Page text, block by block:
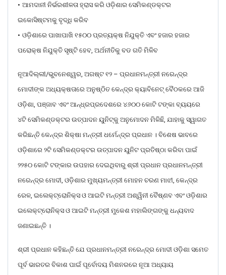
• ଆମଦାନୀ ନିର୍ଭରଶୀଳତା ହ୍ରାସ କରି ଓଡ଼ିଶାର ସେମିକଣ୍ଡକ୍ଟର
ଇକୋସିଷ୍ଟମକୁ ବୃଦ୍ଧି କରିବ
• ଓଡ଼ିଶାରେ ପାଖାପାଖି ୧୫୦୦ ପ୍ରତ୍ୟକ୍ଷ ନିଯୁକ୍ତି ଏବଂ ହଜାର ହଜାର
ପରୋକ୍ଷ ନିଯୁକ୍ତି ସୃଷ୍ଟି ହେବ, ଅର୍ଥନୀତିକୁ ବଡ ଗତି ମିଳିବ
ନୂଆଦିଲ୍ଲୀ/ଭୁବନେଶ୍ୱର, ଅଗଷ୍ଟ ୧୨ – ପ୍ରଧାନମନ୍ତ୍ରୀ ନରେନ୍ଦ୍ର
ମୋଦୀଙ୍କ ଅଧ୍ୟକ୍ଷତାରେ ଅନୁଷ୍ଠିତ କେନ୍ଦ୍ର କ୍ୟାବିନେଟ୍ ବୈଠକରେ ଆଜି
ଓଡ଼ିଶା, ପଞ୍ଜାବ ଏବଂ ଆନ୍ଧ୍ରପ୍ରଦେଶରେ ୪୬୦୦ କୋଟି ଟଙ୍କା ବ୍ୟୟରେ
୪ଟି ସେମିକଣ୍ଡକ୍ଟର ଉତ୍ପାଦନ ୟୁନିଟ୍‌କୁ ଅନୁମୋଦନ ମିଳିଛି, ଯାହାକୁ ସ୍ୱାଗତ
କରିଛନ୍ତି କେନ୍ଦ୍ର ଶିକ୍ଷା ମନ୍ତ୍ରୀ ଧର୍ମେନ୍ଦ୍ର ପ୍ରଧାନ । ବିଶେଷ ଭାବରେ
ଓଡ଼ିଶାରେ ୨ଟି ସେମିକଣ୍ଡକ୍ଟର ଉତ୍ପାଦନ ୟୁନିଟ ପ୍ରତିଷ୍ଠା କରିବା ପାଇଁ
୨୨୫୦ କୋଟି ଟଙ୍କାର ଉପହାର ଦେଇଥିବାରୁ ଶ୍ରୀ ପ୍ରଧାନ ପ୍ରଧାନମନ୍ତ୍ରୀ
ନରେନ୍ଦ୍ର ମୋଦୀ, ଓଡ଼ିଶାର ମୁଖ୍ୟମନ୍ତ୍ରୀ ମୋହନ ଚରଣ ମାଝୀ, କେନ୍ଦ୍ର
ରେଳ, ଇଲେକ୍ଟ୍ରୋନିକ୍ସ ଓ ଆଇଟି ମନ୍ତ୍ରୀ ଅଶ୍ୱିନୀ ବୈଷ୍ଣବ ଏବଂ ଓଡ଼ିଶାର
ଇଲେକ୍ଟ୍ରୋନିକ୍ସ ଓ ଆଇଟି ମନ୍ତ୍ରୀ ମୁକେଶ ମହାଲିଙ୍ଗଙ୍କୁ ଧନ୍ୟବାଦ
ଜଣାଇଛନ୍ତି ।
ଶ୍ରୀ ପ୍ରଧାନ କହିଛନ୍ତି ଯେ ପ୍ରଧାନମନ୍ତ୍ରୀ ନରେନ୍ଦ୍ର ମୋଦୀ ଓଡ଼ିଶା ସମେତ
ପୂର୍ବ ଭାରତର ବିକାଶ ପାଇଁ ପୂର୍ବୋଦୟ ମିଶନରରେ ନୂଆ ଅଧ୍ୟାୟ